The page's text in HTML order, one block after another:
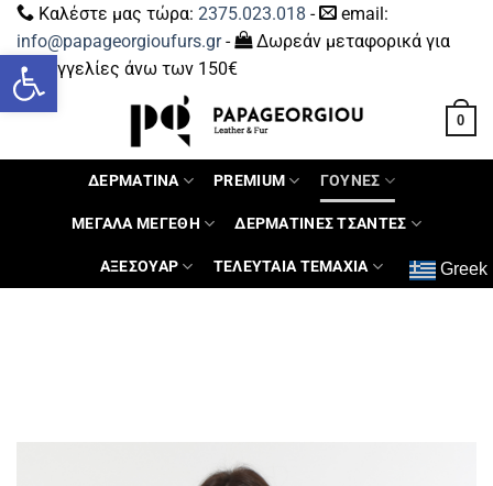
Ανοίξτε τη γραμμή εργαλείων
Καλέστε μας τώρα: 2375.023.018 -
email:
info@papageorgioufurs.gr-
Δωρεάν μεταφορικά για
παραγγελίες άνω των 150€
0
ΔΕΡΜΑΤΙΝΑ PREMIUM ΓΟΥΝΕΣ
ΜΕΓΑΛΑ ΜΕΓΕΘΗ ΔΕΡΜΑΤΙΝΕΣ ΤΣΑΝΤΕΣ
ΑΞΕΣΟΥΑΡ ΤΕΛΕΥΤΑΙΑ ΤΕΜΑΧΙΑ Greek